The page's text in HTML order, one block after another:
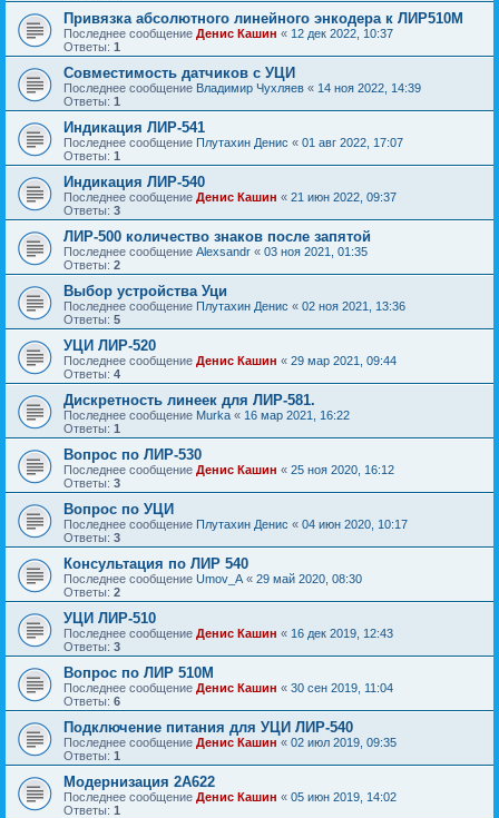
Привязка абсолютного линейного энкодера к ЛИР510М
Последнее сообщение Денис Кашин « 12 дек 2022, 10:37
Ответы: 1
Совместимость датчиков с УЦИ
Последнее сообщение Владимир Чухляев « 14 ноя 2022, 14:39
Ответы: 1
Индикация ЛИР-541
Последнее сообщение Плутахин Денис « 01 авг 2022, 17:07
Ответы: 1
Индикация ЛИР-540
Последнее сообщение Денис Кашин « 21 июн 2022, 09:37
Ответы: 3
ЛИР-500 количество знаков после запятой
Последнее сообщение Alexsandr « 03 ноя 2021, 01:35
Ответы: 2
Выбор устройства Уци
Последнее сообщение Плутахин Денис « 02 ноя 2021, 13:36
Ответы: 5
УЦИ ЛИР-520
Последнее сообщение Денис Кашин « 29 мар 2021, 09:44
Ответы: 4
Дискретность линеек для ЛИР-581.
Последнее сообщение Murka « 16 мар 2021, 16:22
Ответы: 1
Вопрос по ЛИР-530
Последнее сообщение Денис Кашин « 25 ноя 2020, 16:12
Ответы: 3
Вопрос по УЦИ
Последнее сообщение Плутахин Денис « 04 июн 2020, 10:17
Ответы: 3
Консультация по ЛИР 540
Последнее сообщение Umov_A « 29 май 2020, 08:30
Ответы: 2
УЦИ ЛИР-510
Последнее сообщение Денис Кашин « 16 дек 2019, 12:43
Ответы: 3
Вопрос по ЛИР 510М
Последнее сообщение Денис Кашин « 30 сен 2019, 11:04
Ответы: 6
Подключение питания для УЦИ ЛИР-540
Последнее сообщение Денис Кашин « 02 июл 2019, 09:35
Ответы: 1
Модернизация 2А622
Последнее сообщение Денис Кашин « 05 июн 2019, 14:02
Ответы: 1